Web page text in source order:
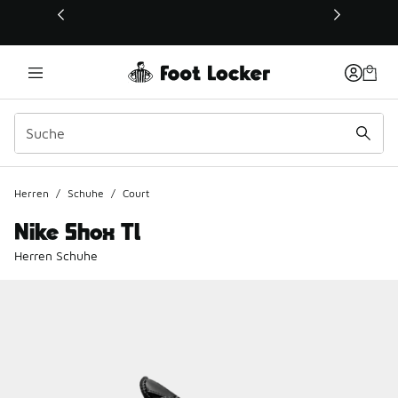
Dieser Link öffnet sich in einem neuen Fenster
Herren / Schuhe / Court
Nike Shox Tl
Herren Schuhe